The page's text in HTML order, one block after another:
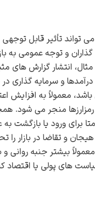
تواند تأثیر قابل توجهی
و توجه عمومی به
انتشار گزارش‌ های
و سرمایه‌ گذاری در
معمولاً به افزایش
منجر می‌ شود.
برای ورود یا بازگشت
هیجان و تقاضا در بازار را
بیشتر جنبه روانی و
های پولی یا اقتصاد